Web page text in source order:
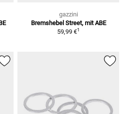
gazzini
Bremshebel Street, mit ABE
59,99 €1